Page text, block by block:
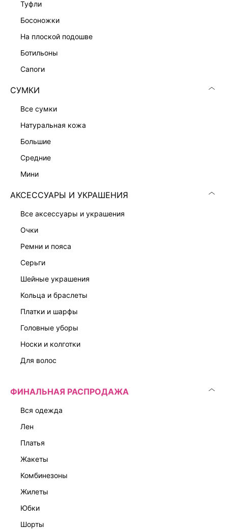
туфли
босоножки
на плоской подошве
ботильоны
сапоги
СУМКИ
все сумки
натуральная кожа
большие
средние
мини
АКСЕССУАРЫ И УКРАШЕНИЯ
все аксессуары и украшения
очки
ремни и пояса
серьги
шейные украшения
кольца и браслеты
платки и шарфы
головные уборы
носки и колготки
для волос
ФИНАЛЬНАЯ РАСПРОДАЖА
вся одежда
лен
платья
жакеты
комбинезоны
жилеты
юбки
шорты
КОМБИНЕЗОН НА ОДНО ПЛЕЧО
9 999 ₽ 9 999 ₽